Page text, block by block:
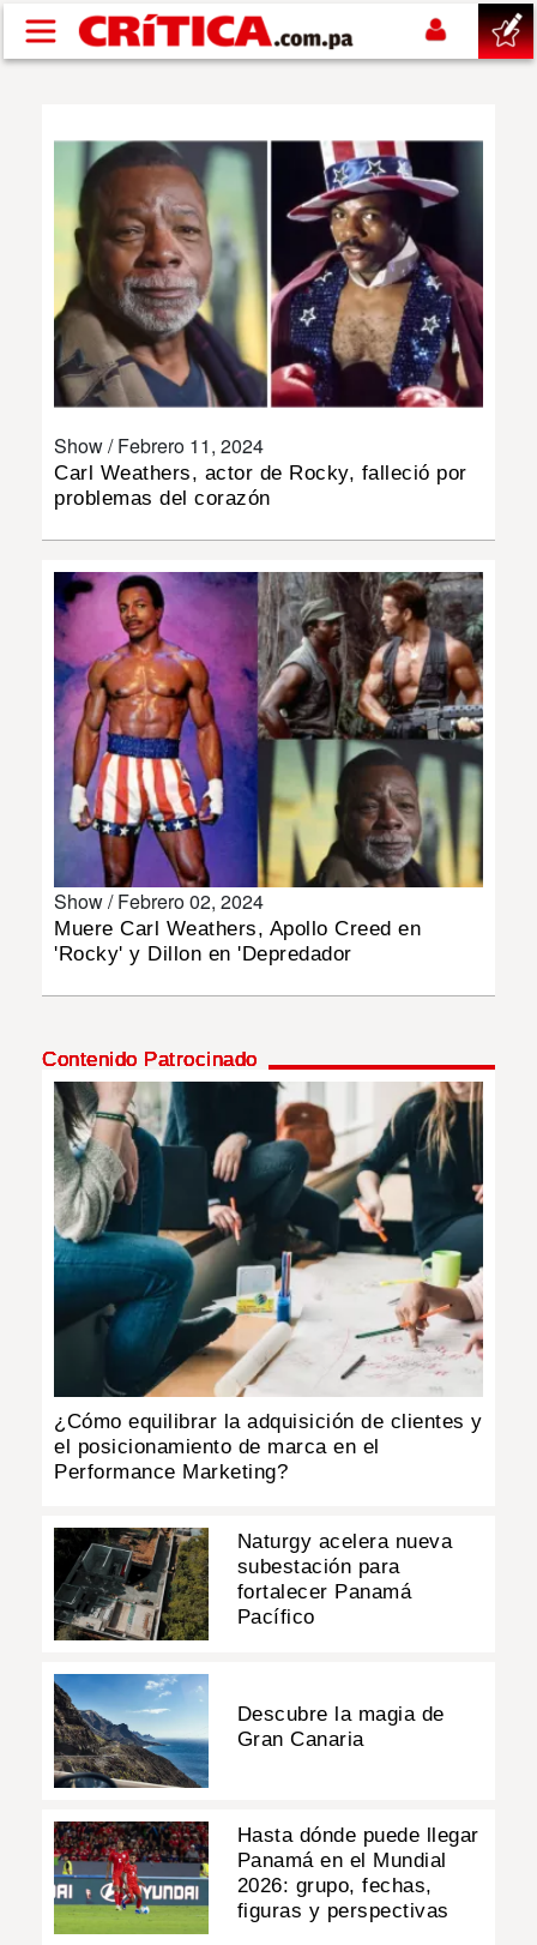
Pasar al contenido principal
SUCESOS
NACIONAL
POLÍTICA
SHOW
DEPORTES
MUNDO
INSÓLITAS
MULTIMEDIA
IMPRESO
Show /Febrero 11, 2024
Carl Weathers, actor de Rocky, falleció por
problemas del corazón
Show /Febrero 02, 2024
Muere Carl Weathers, Apollo Creed en
'Rocky' y Dillon en 'Depredador
Contenido Patrocinado
¿Cómo equilibrar la adquisición de clientes y
el posicionamiento de marca en el
Performance Marketing?
Naturgy acelera nueva
subestación para
fortalecer Panamá
Pacífico
Descubre la magia de
Gran Canaria
Hasta dónde puede llegar
Panamá en el Mundial
2026: grupo, fechas,
figuras y perspectivas